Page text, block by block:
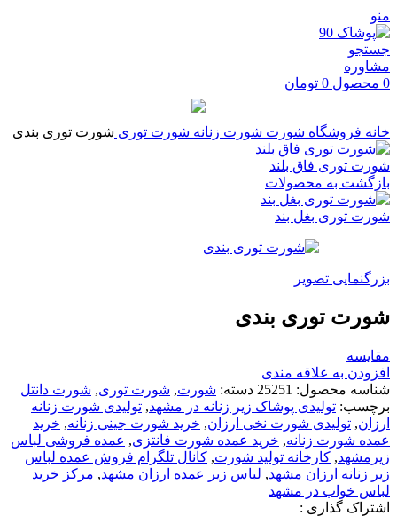
منو
جستجو
مشاوره
0 محصول 0 تومان
خانه فروشگاه شورت شورت زنانه شورت توری شورت توری بندی
شورت توری فاق بلند
بازگشت به محصولات
شورت توری بغل بند
بزرگنمایی تصویر
شورت توری بندی
مقایسه
افزودن به علاقه مندی
شناسه محصول: 25251 دسته: شورت, شورت توری, شورت دانتل
برچسب: تولیدی پوشاک زیر زنانه در مشهد, تولیدی شورت زنانه
ارزان, تولیدی شورت نخی ارزان, خرید شورت جینی زنانه, خرید
عمده شورت زنانه, خرید عمده شورت فانتزی, عمده فروشی لباس
زیرمشهد, کارخانه تولید شورت, کانال تلگرام فروش عمده لباس
زير زنانه ارزان مشهد, لباس زير عمده ارزان مشهد, مرکز خرید
لباس خواب در مشهد
اشتراک گذاری :